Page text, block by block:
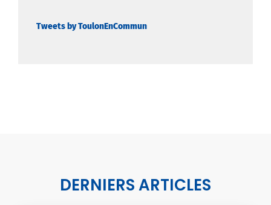
Tweets by ToulonEnCommun
DERNIERS ARTICLES